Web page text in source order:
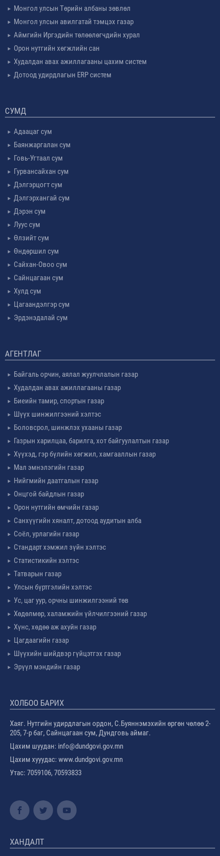
Монгол улсын Төрийн албаны зөвлөл
Монгол улсын авилгатай тэмцэх газар
Аймгийн Иргэдийн төлөөлөгчдийн хурал
Орон нутгийн хөгжлийн сан
Худалдан авах ажиллагааны цахим систем
Дотоод удирдлагын ERP систем
СУМД
Адаацаг сум
Баянжаргалан сум
Говь-Угтаал сум
Гурвансайхан сум
Дэлгэрцогт сум
Дэлгэрхангай сум
Дэрэн сум
Луус сум
Өлзийт сум
Өндөршил сум
Сайхан-Овоо сум
Сайнцагаан сум
Хулд сум
Цагаандэлгэр сум
Эрдэнэдалай сум
АГЕНТЛАГ
Байгаль орчин, аялал жуулчлалын газар
Худалдан авах ажиллагааны газар
Биеийн тамир, спортын газар
Шүүх шинжилгээний хэлтэс
Боловсрол, шинжлэх ухааны газар
Газрын харилцаа, барилга, хот байгуулалтын газар
Хүүхэд, гэр бүлийн хөгжил, хамгааллын газар
Мал эмнэлэгийн газар
Нийгмийн даатгалын газар
Онцгой байдлын газар
Орон нутгийн өмчийн газар
Санхүүгийн хяналт, дотоод аудитын алба
Соёл, урлагийн газар
Стандарт хэмжил зүйн хэлтэс
Статистикийн хэлтэс
Татварын газар
Улсын бүртгэлийн хэлтэс
Ус, цаг уур, орчны шинжилгээний төв
Хөдөлмөр, халамжийн үйлчилгээний газар
Хүнс, хөдөө аж ахуйн газар
Цагдаагийн газар
Шүүхийн шийдвэр гүйцэтгэх газар
Эрүүл мэндийн газар
ХОЛБОО БАРИХ
Хаяг. Нутгийн удирдлагын ордон, С.Буяннэмэхийн өргөн чөлөө 2-
205, 7-р баг, Сайнцагаан сум, Дундговь аймаг.
Цахим шуудан: info@dundgovi.gov.mn
Цахим хууудас: www.dundgovi.gov.mn
Утас: 7059106, 70593833
ХАНДАЛТ